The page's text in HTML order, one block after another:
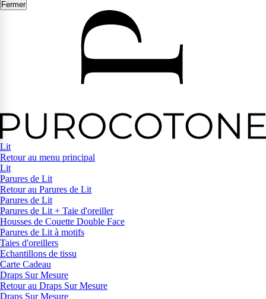
Fermer
Lit
Retour au menu principal
Lit
Parures de Lit
Retour au Parures de Lit
Parures de Lit
Parures de Lit + Taie d'oreiller
Housses de Couette Double Face
Parures de Lit à motifs
Taies d'oreillers
Echantillons de tissu
Carte Cadeau
Draps Sur Mesure
Retour au Draps Sur Mesure
Draps Sur Mesure